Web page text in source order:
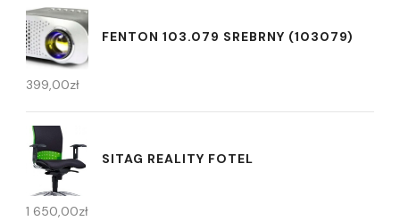
FENTON 103.079 SREBRNY (103079)
399,00zł
SITAG REALITY FOTEL
1 650,00zł